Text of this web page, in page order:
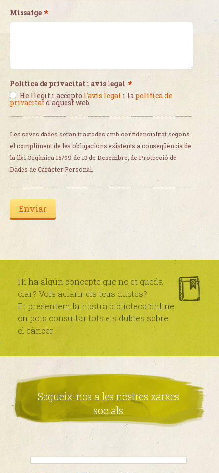
Missatge *
Política de privacitat i avís legal *
He llegit i accepto l'avís legal i la política de
privacitatd'aquest web
Les seves dades seran tractades amb confidencialitat segons
el compliment de les obligacions existents a conseqüència de
la llei Orgànica 15/99 de 13 de Desembre, de Protecció de
Dades de Caràcter Personal.
Hi ha algún concepte que no et queda
clar? Vols aclarir els teus dubtes?
Et presentem la nostra biblioteca online
on pots consultar tots els dubtes sobre
el càncer
Segueix-nos a les nostres xarxes
socials